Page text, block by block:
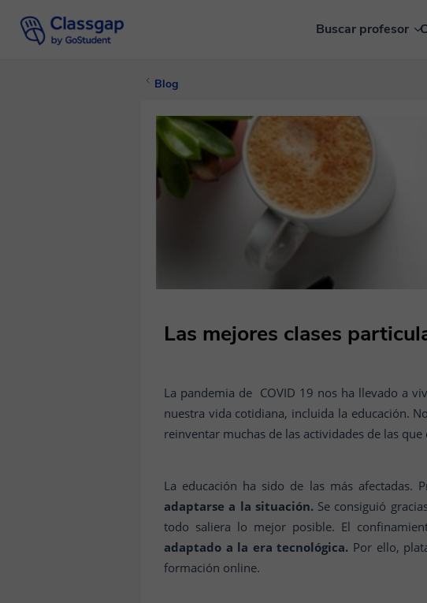
Buscar profesor
Blog
Las mejores clases
La pandemia de COVID 19 nos ha llevado a
nuestra vida cotidiana, incluida la educación.
reinventar muchas de las actividades de las
La educación ha sido de las más afectadas.
adaptarse a la situación.Se consiguió
todo saliera lo mejor posible. El
adaptado a la era tecnológica. Por ello,
formación online.